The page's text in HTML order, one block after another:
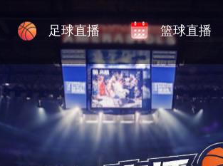
足球直播 篮球直播